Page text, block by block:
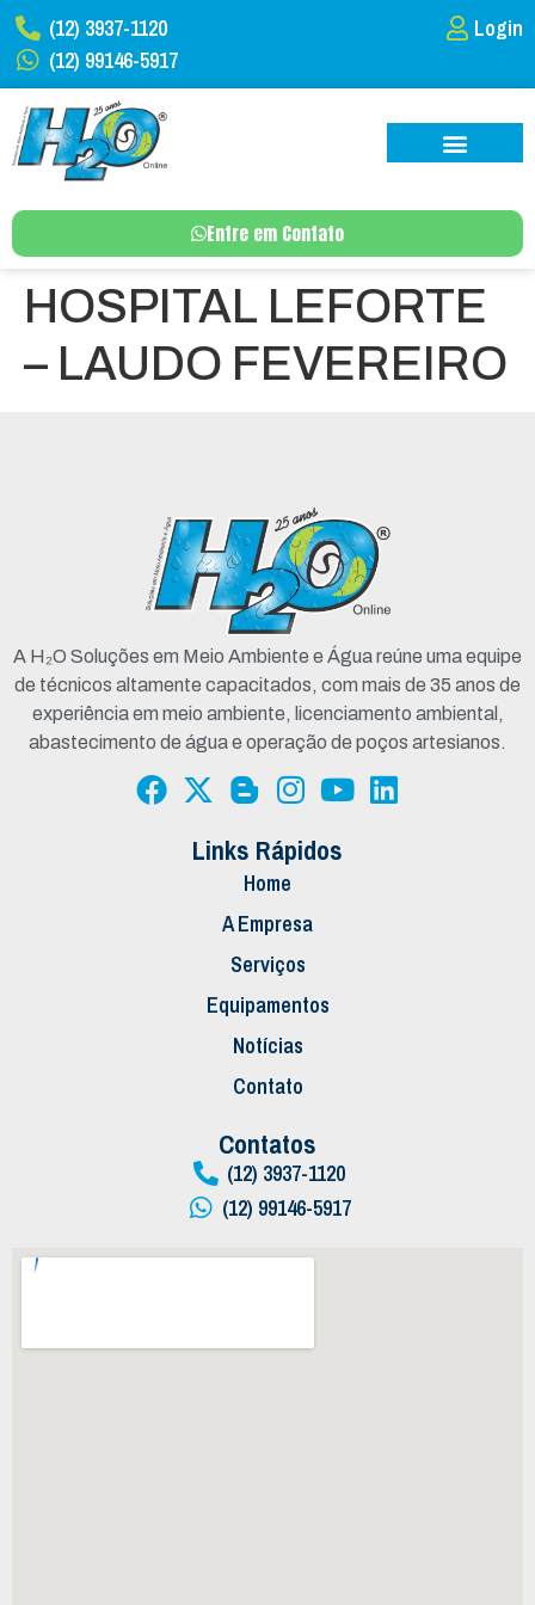
(12) 3937-1120
(12) 99146-5917
Login
Entre em Contato
HOSPITAL LEFORTE
– LAUDO FEVEREIRO
A H₂O Soluções em Meio Ambiente e Água reúne uma equipe
de técnicos altamente capacitados, com mais de 35 anos de
experiência em meio ambiente, licenciamento ambiental,
abastecimento de água e operação de poços artesianos.
Links Rápidos
Home
A Empresa
Serviços
Equipamentos
Notícias
Contato
Contatos
(12) 3937-1120
(12) 99146-5917